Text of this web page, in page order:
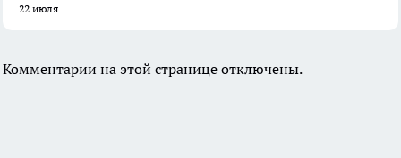
22 июля
Комментарии на этой странице отключены.